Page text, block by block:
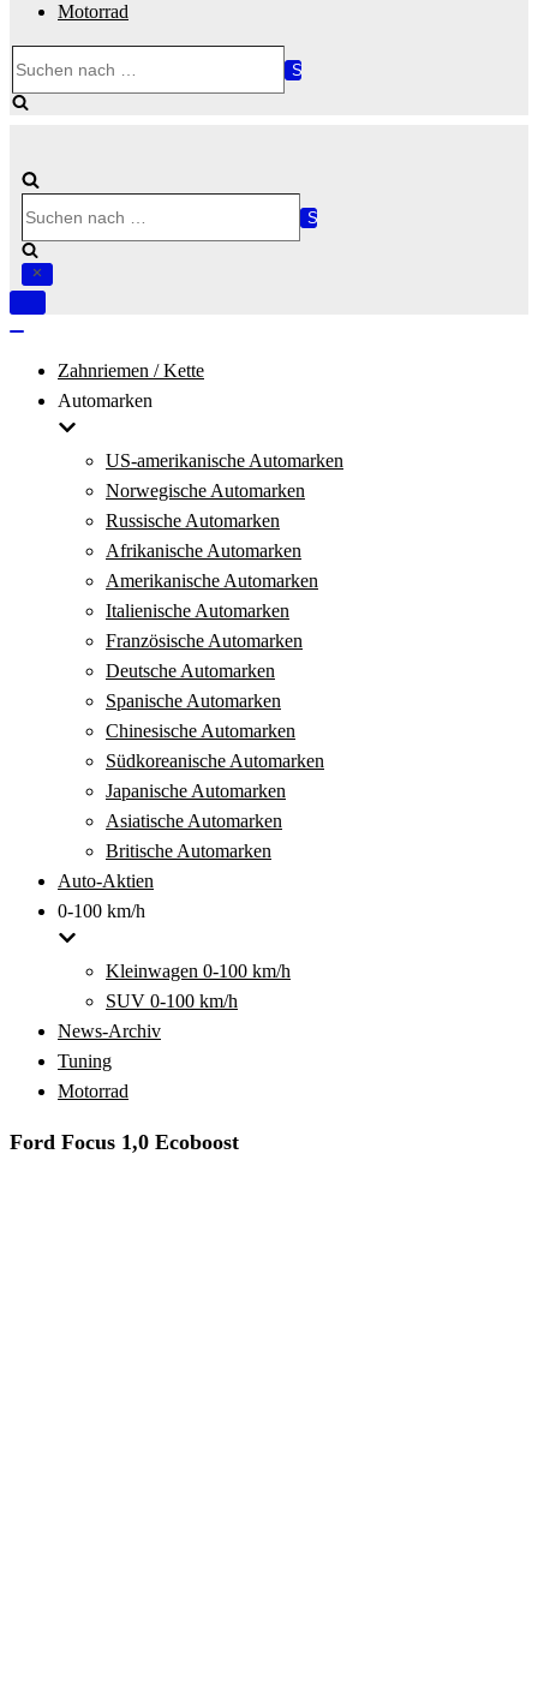
Motorrad
nach …
nach …
Navigation
Zahnriemen / Kette
Automarken
US-amerikanische Automarken
Norwegische Automarken
Russische Automarken
Afrikanische Automarken
Amerikanische Automarken
Italienische Automarken
Französische Automarken
Deutsche Automarken
Spanische Automarken
Chinesische Automarken
Südkoreanische Automarken
Japanische Automarken
Asiatische Automarken
Britische Automarken
Auto-Aktien
0-100 km/h
Kleinwagen 0-100 km/h
SUV 0-100 km/h
News-Archiv
Tuning
Motorrad
Ford Focus 1,0 Ecoboost